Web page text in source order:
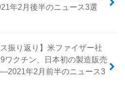
年2月後半のニュース3選
ス振り返り】米ファイザー社
ワクチン、日本初の製造販売
年2月前半のニュース3